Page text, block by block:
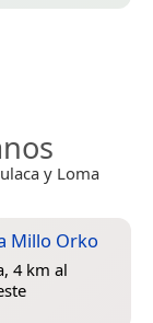
y Loma
Millo Orko
4 km al